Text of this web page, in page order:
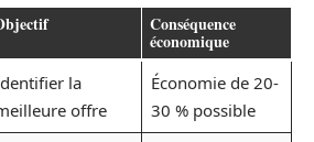
Conséquence
économique
la
offre
Économie de 20-
30 % possible